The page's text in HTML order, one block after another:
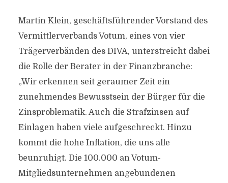
Martin Klein, geschäftsführender Vorstand des
Vermittlerverbands Votum, eines von vier
Trägerverbänden des DIVA, unterstreicht dabei
die Rolle der Berater in der Finanzbranche:
„Wir erkennen seit geraumer Zeit ein
zunehmendes Bewusstsein der Bürger für die
Zinsproblematik. Auch die Strafzinsen auf
Einlagen haben viele aufgeschreckt. Hinzu
kommt die hohe Inflation, die uns alle
beunruhigt. Die 100.000 an Votum-
Mitgliedsunternehmen angebundenen